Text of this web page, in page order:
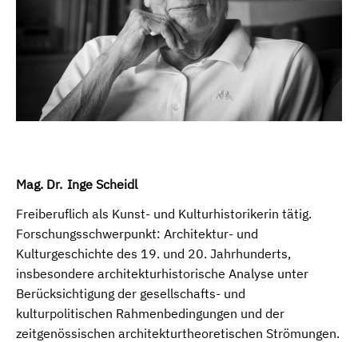
Mag. Dr. Inge Scheidl
Freiberuflich als Kunst- und Kulturhistorikerin tätig.
Forschungsschwerpunkt: Architektur- und
Kulturgeschichte des 19. und 20. Jahrhunderts,
insbesondere architekturhistorische Analyse unter
Berücksichtigung der gesellschafts- und
kulturpolitischen Rahmenbedingungen und der
zeitgenössischen architekturtheoretischen Strömungen.